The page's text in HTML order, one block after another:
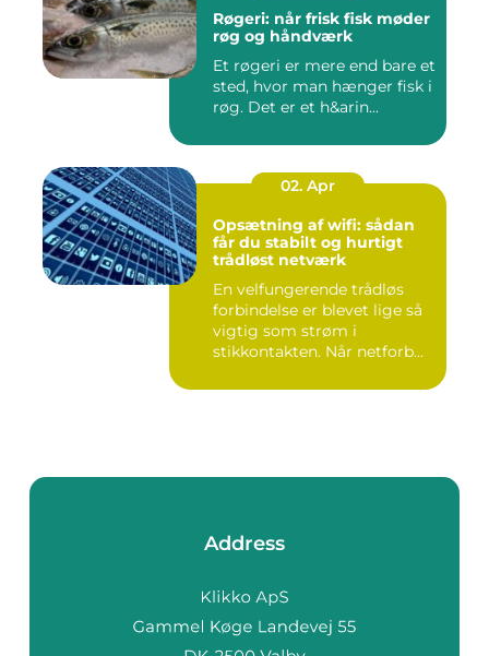
Røgeri: når frisk fisk møder
røg og håndværk
Et røgeri er mere end bare et
sted, hvor man hænger fisk i
røg. Det er et h&arin...
02. Apr
Opsætning af wifi: sådan
får du stabilt og hurtigt
trådløst netværk
En velfungerende trådløs
forbindelse er blevet lige så
vigtig som strøm i
stikkontakten. Når netforb...
Address